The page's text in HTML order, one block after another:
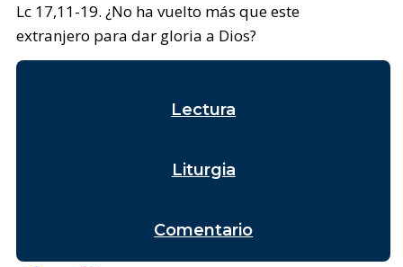
Lc 17,11-19. ¿No ha vuelto más que este
extranjero para dar gloria a Dios?
Lectura
Liturgia
Comentario